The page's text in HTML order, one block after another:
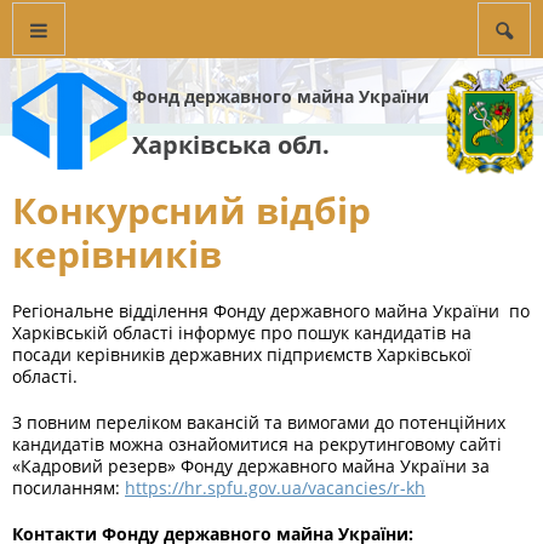
Фонд державного майна України
Харківська обл.
Конкурсний відбір
керівників
Регіональне відділення Фонду державного майна України по
Харківській області інформує про пошук кандидатів на
посади керівників державних підприємств Харківської
області.
З повним переліком вакансій та вимогами до потенційних
кандидатів можна ознайомитися на рекрутинговому сайті
«Кадровий резерв» Фонду державного майна України за
посиланням: https://hr.spfu.gov.ua/vacancies/r-kh
Контакти Фонду державного майна України: